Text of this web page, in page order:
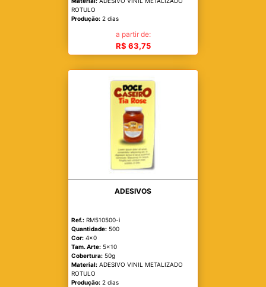
ROTULO
Produção: 2 dias
a partir de:
R$ 63,75
ADESIVOS
Ref.: RM510500-i
Quantidade: 500
Cor: 4x0
Tam. Arte: 5x10
Cobertura: 50g
Material: ADESIVO VINIL METALIZADO
ROTULO
Produção: 2 dias